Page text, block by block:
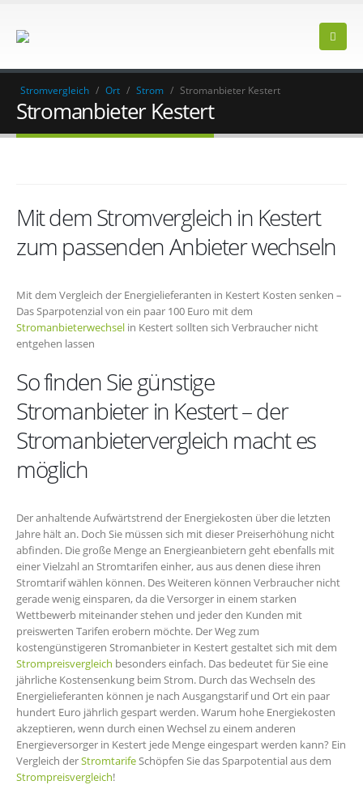
Stromvergleich / Ort / Strom / Stromanbieter Kestert
Stromanbieter Kestert
Mit dem Stromvergleich in Kestert
zum passenden Anbieter wechseln
Mit dem Vergleich der Energielieferanten in Kestert Kosten senken –
Das Sparpotenzial von ein paar 100 Euro mit dem
Stromanbieterwechsel in Kestert sollten sich Verbraucher nicht
entgehen lassen
So finden Sie günstige
Stromanbieter in Kestert – der
Stromanbietervergleich macht es
möglich
Der anhaltende Aufwärtstrend der Energiekosten über die letzten
Jahre hält an. Doch Sie müssen sich mit dieser Preiserhöhung nicht
abfinden. Die große Menge an Energieanbietern geht ebenfalls mit
einer Vielzahl an Stromtarifen einher, aus aus denen diese ihren
Stromtarif wählen können. Des Weiteren können Verbraucher nicht
gerade wenig einsparen, da die Versorger in einem starken
Wettbewerb miteinander stehen und jeder den Kunden mit
preiswerten Tarifen erobern möchte. Der Weg zum
kostengünstigeren Stromanbieter in Kestert gestaltet sich mit dem
Strompreisvergleich besonders einfach. Das bedeutet für Sie eine
jährliche Kostensenkung beim Strom. Durch das Wechseln des
Energielieferanten können je nach Ausgangstarif und Ort ein paar
hundert Euro jährlich gespart werden. Warum hohe Energiekosten
akzeptieren, wenn durch einen Wechsel zu einem anderen
Energieversorger in Kestert jede Menge eingespart werden kann? Ein
Vergleich derStromtarife Schöpfen Sie das Sparpotential aus dem
Strompreisvergleich!